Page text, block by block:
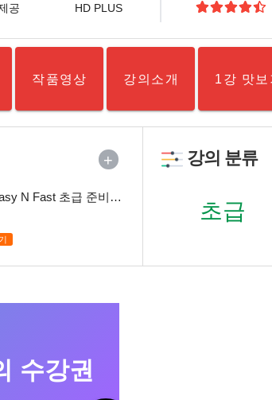
공
HD PLUS
작품영상 강의소개 1강 맛보
+
Fast 초급 준비물 패키지
강의 분류
초급
수강권